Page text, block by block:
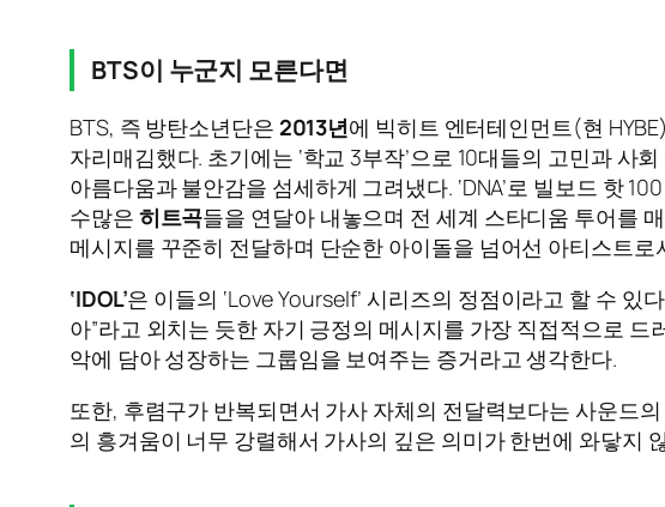
BTS이 누군지 모른다면
BTS, 즉 방탄소년단은 2013년에 빅히트 엔터테인먼트(현
자리매김했다. 초기에는 ‘학교 3부작’으로 10대들의 고민과 사
아름다움과 불안감을 섬세하게 그려냈다. ‘DNA’로 빌보드 핫
수많은 히트곡들을 연달아 내놓으며 전 세계 스타디움 투어를
메시지를 꾸준히 전달하며 단순한 아이돌을 넘어선 아티스트
‘IDOL’은 이들의 ‘Love Yourself’ 시리즈의 정점이라고 할 수
아”라고 외치는 듯한 자기 긍정의 메시지를 가장 직접적으로
악에 담아 성장하는 그룹임을 보여주는 증거라고 생각한다.
또한, 후렴구가 반복되면서 가사 자체의 전달력보다는 사운드
의 흥겨움이 너무 강렬해서 가사의 깊은 의미가 한번에 와닿지